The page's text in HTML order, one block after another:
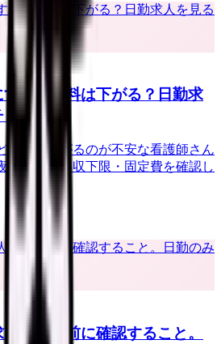
ると給料は下がる？日勤求
ック
給料が下がるのが不安な看護師さん
勤手当・年収下限・固定費を確認し
を探す前に確認すること。